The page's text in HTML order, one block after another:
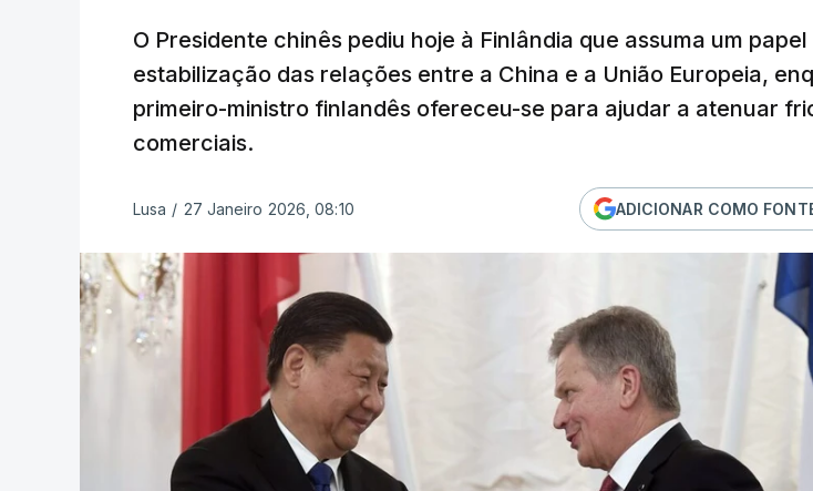
O Presidente chinês pediu hoje à Finlândia que assuma um
estabilização das relações entre a China e a União Europeia,
primeiro-ministro finlandês ofereceu-se para ajudar a atenuar
comerciais.
Lusa / 27 Janeiro 2026, 08:10 ADICIONAR COMO